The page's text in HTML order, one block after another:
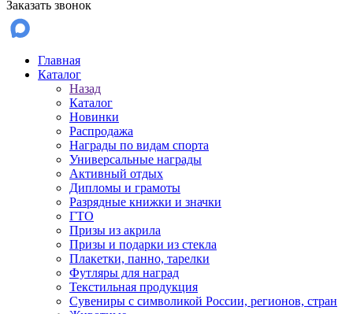
Заказать звонок
Главная
Каталог
Назад
Каталог
Новинки
Распродажа
Награды по видам спорта
Универсальные награды
Активный отдых
Дипломы и грамоты
Разрядные книжки и значки
ГТО
Призы из акрила
Призы и подарки из стекла
Плакетки, панно, тарелки
Футляры для наград
Текстильная продукция
Сувениры с символикой России, регионов, стран